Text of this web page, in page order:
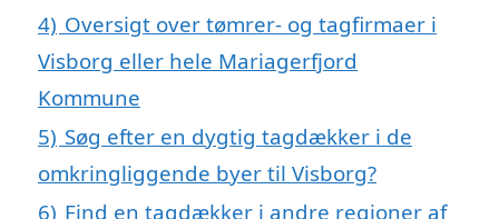
4) Oversigt over tømrer- og tagfirmaer i
Visborg eller hele Mariagerfjord
Kommune
5) Søg efter en dygtig tagdækker i de
omkringliggende byer til Visborg?
6) Find en tagdækker i andre regioner af